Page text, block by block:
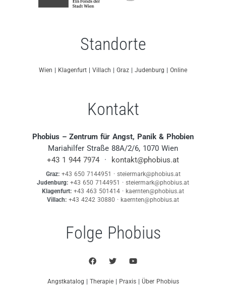
Standorte
Wien Klagenfurt Villach Graz Judenburg Online
Kontakt
Phobius – Zentrum für Angst, Panik & Phobien
Mariahilfer Straße 88A/2/6, 1070 Wien
+43 1 944 7974 · kontakt@phobius.at
Graz: +43 650 7144951 · steiermark@phobius.at
Judenburg: +43 650 7144951 · steiermark@phobius.at
Klagenfurt: +43 463 501414 · kaernten@phobius.at
Villach: +43 4242 30880 · kaernten@phobius.at
Folge Phobius
Angstkatalog Therapie Praxis Über Phobius